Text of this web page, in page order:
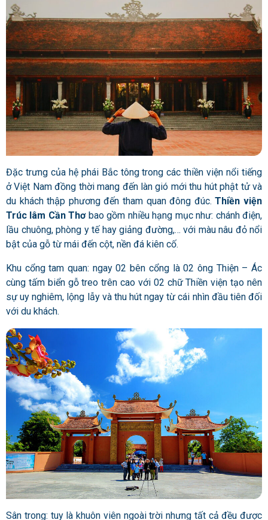
Đặc trưng của hệ phái Bắc tông trong các thiền viện nổi tiếng
ở Việt Nam đồng thời mang đến làn gió mới thu hút phật tử và
du khách thập phương đến tham quan đông đúc.Thiền viện
Trúc lâm Cần Thơbao gồm nhiều hạng mục như: chánh điện,
lầu chuông, phòng y tế hay giảng đường,… với màu nâu đỏ nổi
bật của gỗ từ mái đến cột, nền đá kiên cố.
Khu cổng tam quan: ngay 02 bên cổng là 02 ông Thiện – Ác
cùng tấm biển gỗ treo trên cao với 02 chữ Thiền việntạo nên
sự uy nghiêm, lộng lẫy và thu hút ngay từ cái nhìn đầu tiên đối
với du khách.
Sân trong: tuy là khuôn viên ngoài trời nhưng tất cả đều được